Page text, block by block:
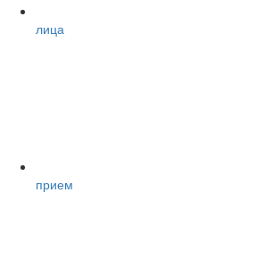
лица
прием